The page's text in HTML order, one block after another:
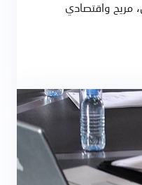
مريح واقتصادي